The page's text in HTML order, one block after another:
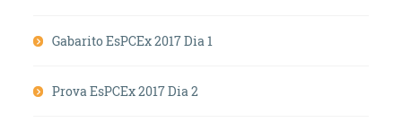
Gabarito EsPCEx 2017 Dia 1
Prova EsPCEx 2017 Dia 2